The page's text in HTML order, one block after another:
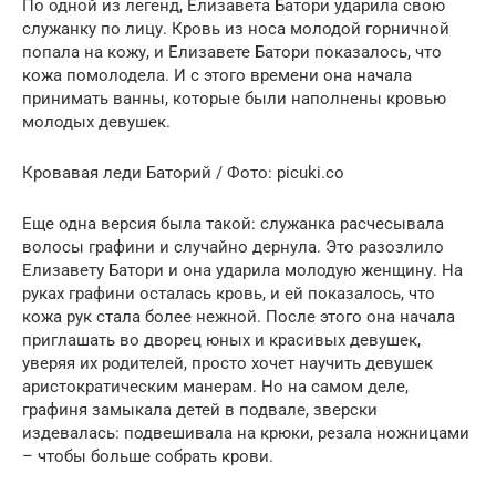
По одной из легенд, Елизавета Батори ударила свою
служанку по лицу. Кровь из носа молодой горничной
попала на кожу, и Елизавете Батори показалось, что
кожа помолодела. И с этого времени она начала
принимать ванны, которые были наполнены кровью
молодых девушек.
Кровавая леди Баторий / Фото: picuki.co
Еще одна версия была такой: служанка расчесывала
волосы графини и случайно дернула. Это разозлило
Елизавету Батори и она ударила молодую женщину. На
руках графини осталась кровь, и ей показалось, что
кожа рук стала более нежной. После этого она начала
приглашать во дворец юных и красивых девушек,
уверяя их родителей, просто хочет научить девушек
аристократическим манерам. Но на самом деле,
графиня замыкала детей в подвале, зверски
издевалась: подвешивала на крюки, резала ножницами
– чтобы больше собрать крови.